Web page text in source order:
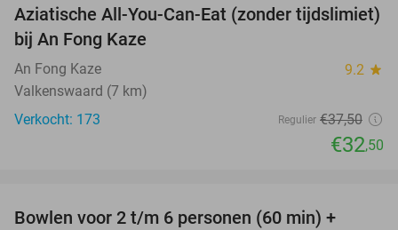
13%
Aziatische All-You-Can-Eat (zonder tijdslimiet)
bij An Fong Kaze
An Fong Kaze 9.2 star
Valkenswaard (7 km)
Verkocht: 173
Regulier €37,50
€32,50
Bowlen voor 2 t/m 6 personen (60 min) +